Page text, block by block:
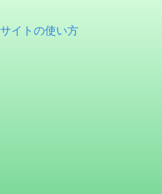
サイトの使い方